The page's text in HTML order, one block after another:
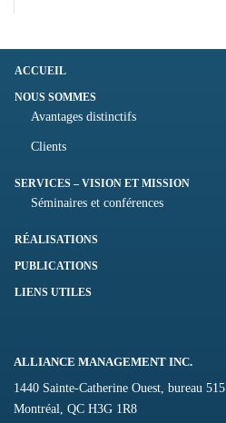
ACCUEIL
NOUS SOMMES
Avantages distinctifs
Clients
SERVICES – VISION ET MISSION
Séminaires et conférences
RÉALISATIONS
PUBLICATIONS
LIENS UTILES
ALLIANCE MANAGEMENT INC.
1440 Sainte-Catherine Ouest, bureau 515
Montréal, QC H3G 1R8